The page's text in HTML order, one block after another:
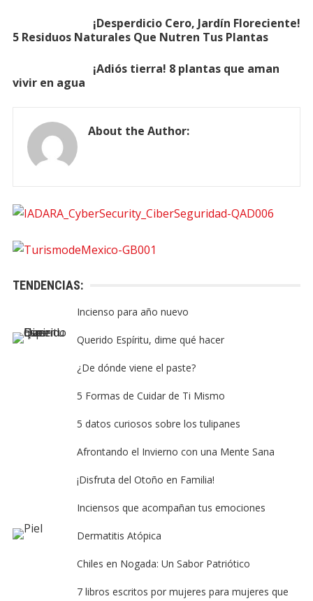
¡Desperdicio Cero, Jardín Floreciente!
5 Residuos Naturales Que Nutren Tus Plantas
¡Adiós tierra! 8 plantas que aman
vivir en agua
About the Author:
TENDENCIAS:
Incienso para año nuevo
Querido Espíritu, dime qué hacer
¿De dónde viene el paste?
5 Formas de Cuidar de Ti Mismo
5 datos curiosos sobre los tulipanes
Afrontando el Invierno con una Mente Sana
¡Disfruta del Otoño en Familia!
Inciensos que acompañan tus emociones
Dermatitis Atópica
Chiles en Nogada: Un Sabor Patriótico
7 libros escritos por mujeres para mujeres que